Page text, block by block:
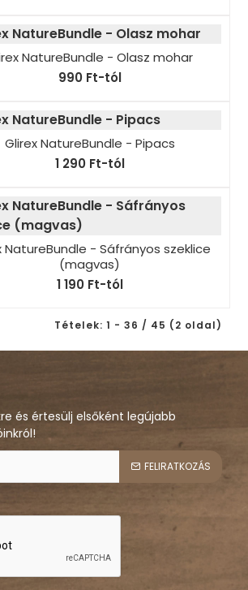
NatureBundle - Olasz mohar
990 Ft-tól
Glirex NatureBundle - Pipacs
1 290 Ft-tól
NatureBundle - Sáfrányos szeklice
(magvas)
1 190 Ft-tól
Tételek: 1 - 36 / 45 (2 oldal)
és értesülj elsőként legújabb
FELIRATKOZÁS